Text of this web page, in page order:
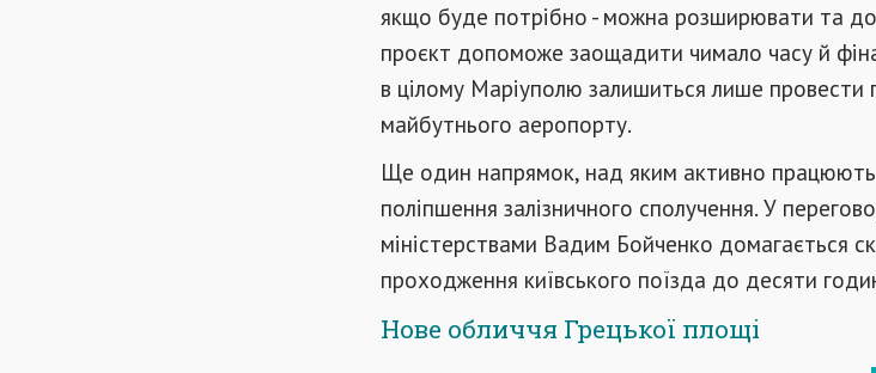
якщо буде потрібно - можна розширювати та
проєкт допоможе заощадити чимало часу й
в цілому Маріуполю залишиться лише провести
майбутнього аеропорту.
Ще один напрямок, над яким активно працюють
поліпшення залізничного сполучення. У
міністерствами Вадим Бойченко домагається
проходження київського поїзда до десяти
Нове обличчя Грецької площі